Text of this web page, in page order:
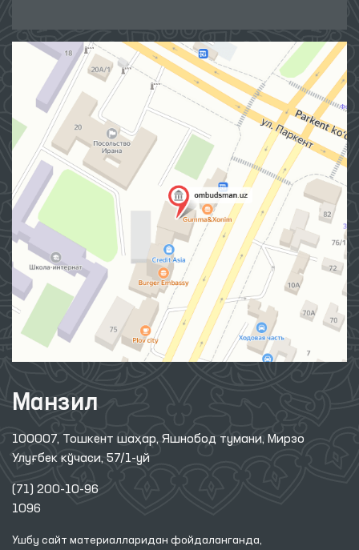
Манзил
100007, Тошкент шаҳар, Яшнобод тумани, Мирзо
Улуғбек кўчаси, 57/1-уй
(71) 200-10-96
1096
Ушбу сайт материалларидан фойдаланганда,